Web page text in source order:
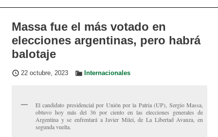
Massa fue el más votado en
elecciones argentinas, pero habrá
balotaje
22 octubre, 2023 Internacionales
El candidato presidencial por Unión por la Patria (UP), Sergio Massa,
obtuvo hoy más del 36 por ciento en las elecciones generales de
Argentina y se enfrentará a Javier Milei, de La Libertad Avanza, en
segunda vuelta.